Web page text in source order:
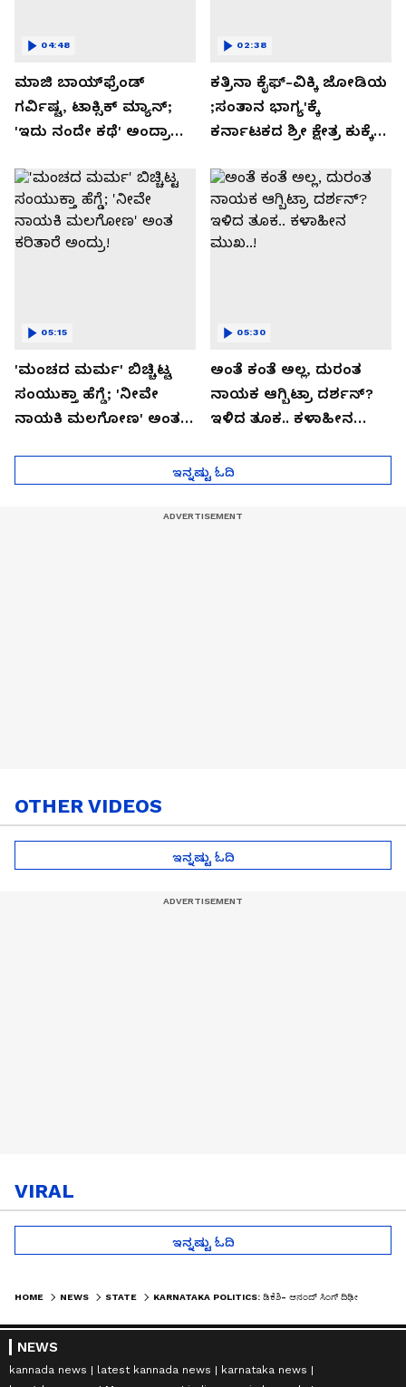
ಮಾಜಿ ಬಾಯ್‌ಫ್ರೆಂಡ್
ಗರ್ವಿಷ್ಟ, ಟಾಕ್ಸಿಕ್ ಮ್ಯಾನ್;
'ಇದು ನಂದೇ ಕಥೆ' ಅಂದ್ರಾ
ಮಂದಣ್ಣ?
04:48
ಕತ್ರಿನಾ ಕೈಫ್-ವಿಕ್ಕಿ ಜೋಡಿಯ
;ಸಂತಾನ ಭಾಗ್ಯ'ಕ್ಕೆ
ಕರ್ನಾಟಕದ ಶ್ರೀ ಕ್ಷೇತ್ರ ಕುಕ್ಕೆ
02:38
'ಮಂಚದ ಮರ್ಮ' ಬಿಚ್ಚಿಟ್ಟ
ಸಂಯುಕ್ತಾ ಹೆಗ್ಡೆ; 'ನೀವೇ
ನಾಯಕಿ ಮಲಗೋಣ' ಅಂತ
05:15
ಅಂತೆ ಕಂತೆ ಅಲ್ಲ, ದುರಂತ
ನಾಯಕ ಆಗ್ಬಿಟ್ರಾ ದರ್ಶನ್?
ಇಳಿದ ತೂಕ.. ಕಳಾಹೀನ
05:30
ಇನ್ನಷ್ಟು ಓದಿ
OTHER VIDEOS
ಇನ್ನಷ್ಟು ಓದಿ
VIRAL
ಇನ್ನಷ್ಟು ಓದಿ
HOME NEWS STATE
NEWS
kannada news latest kannada news
karnataka news